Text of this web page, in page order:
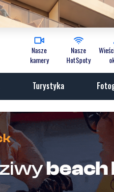
Nasze
kamery
Nasze
HotSpoty
Turystyka